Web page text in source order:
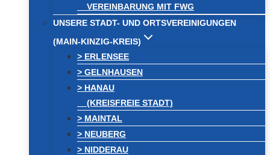
VEREINBARUNG MIT FWG
UNSERE STADT- UND ORTSVEREINIGUNGEN
(MAIN-KINZIG-KREIS)
> ERLENSEE
> GELNHAUSEN
> HANAU
(KREISFREIE STADT)
> MAINTAL
> NEUBERG
> NIDDERAU